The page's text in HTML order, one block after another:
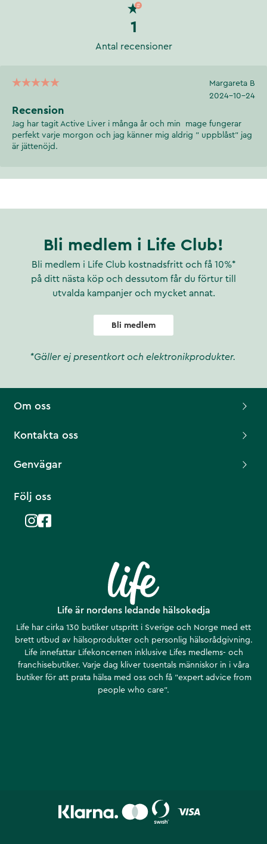
1
Antal recensioner
Margareta B
2024-10-24
Recension
Jag har tagit Active Liver i många år och min mage fungerar
perfekt varje morgon och jag känner mig aldrig " uppblåst" jag
är jättenöjd.
Bli medlem i Life Club!
Bli medlem i Life Club kostnadsfritt och få 10%*
på ditt nästa köp och dessutom får du förtur till
utvalda kampanjer och mycket annat.
Bli medlem
*Gäller ej presentkort och elektronikprodukter.
Life är nordens ledande hälsokedja
Life har cirka 130 butiker utspritt i Sverige och Norge med ett
brett utbud av hälsoprodukter och personlig hälsorådgivning.
Life innefattar Lifekoncernen inklusive Lifes medlems- och
franchisebutiker. Varje dag kliver tusentals människor in i våra
butiker för att prata hälsa med oss och få ”expert advice from
people who care”.
Om oss
Kontakta oss
Genvägar
Följ oss